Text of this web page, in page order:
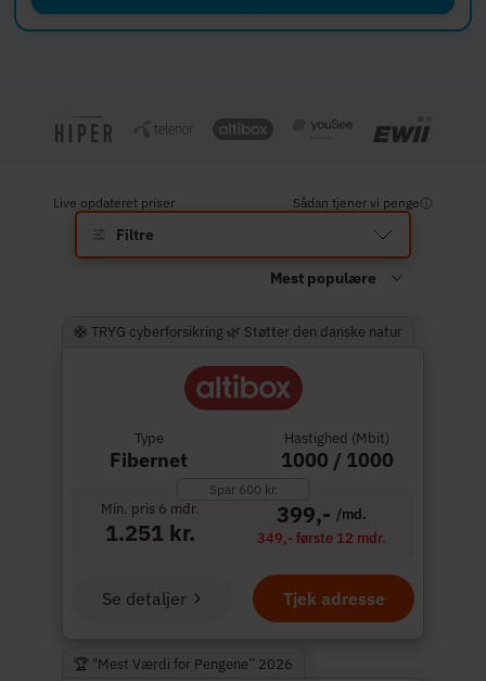
Live opdateret priser Sådan tjener vi penge
Filtre
🛟 TRYG cyberforsikring 🌿 Støtter den danske natur
Type
Fibernet
Hastighed (Mbit)
1000 / 1000
Spar 600 kr.
Min. pris 6 mdr.
1.251 kr.
399,- /md.
349,- første 12 mdr.
Tjek adresse
Se detaljer
🏆 "Mest Værdi for Pengene” 2026